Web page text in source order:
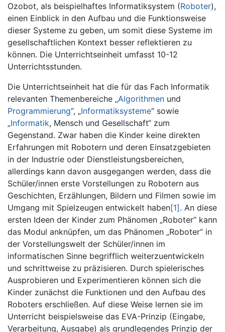
Ozobot, als beispielhaftes Informatiksystem (Roboter),
einen Einblick in den Aufbau und die Funktionsweise
dieser Systeme zu geben, um somit diese Systeme im
gesellschaftlichen Kontext besser reflektieren zu
können. Die Unterrichtseinheit umfasst 10-12
Unterrichtsstunden.
Die Unterrichtseinheit hat die für das Fach Informatik
relevanten Themenbereiche „Algorithmen und
Programmierung“, „Informatiksysteme“ sowie
„Informatik, Mensch und Gesellschaft“ zum
Gegenstand. Zwar haben die Kinder keine direkten
Erfahrungen mit Robotern und deren Einsatzgebieten
in der Industrie oder Dienstleistungsbereichen,
allerdings kann davon ausgegangen werden, dass die
Schüler/innen erste Vorstellungen zu Robotern aus
Geschichten, Erzählungen, Bildern und Filmen sowie im
Umgang mit Spielzeugen entwickelt haben[1]. An diese
ersten Ideen der Kinder zum Phänomen „Roboter“ kann
das Modul anknüpfen, um das Phänomen „Roboter“ in
der Vorstellungswelt der Schüler/innen im
informatischen Sinne begrifflich weiterzuentwickeln
und schrittweise zu präzisieren. Durch spielerisches
Ausprobieren und Experimentieren können sich die
Kinder zunächst die Funktionen und den Aufbau des
Roboters erschließen. Auf diese Weise lernen sie im
Unterricht beispielsweise das EVA-Prinzip (Eingabe,
Verarbeitung, Ausgabe) als grundlegendes Prinzip der